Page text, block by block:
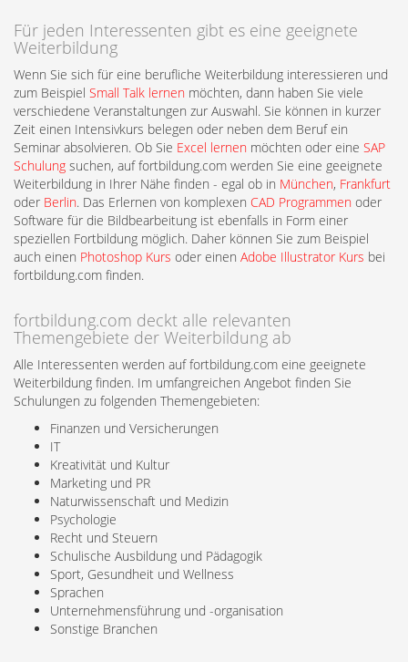
Für jeden Interessenten gibt es eine geeignete
Weiterbildung
Wenn Sie sich für eine berufliche Weiterbildung interessieren und
zum Beispiel Small Talk lernen möchten, dann haben Sie viele
verschiedene Veranstaltungen zur Auswahl. Sie können in kurzer
Zeit einen Intensivkurs belegen oder neben dem Beruf ein
Seminar absolvieren. Ob Sie Excel lernen möchten oder eine SAP
Schulung suchen, auf fortbildung.com werden Sie eine geeignete
Weiterbildung in Ihrer Nähe finden - egal ob in München, Frankfurt
oder Berlin. Das Erlernen von komplexen CAD Programmen oder
Software für die Bildbearbeitung ist ebenfalls in Form einer
speziellen Fortbildung möglich. Daher können Sie zum Beispiel
auch einen Photoshop Kurs oder einen Adobe Illustrator Kurs bei
fortbildung.com finden.
fortbildung.com deckt alle relevanten
Themengebiete der Weiterbildung ab
Alle Interessenten werden auf fortbildung.com eine geeignete
Weiterbildung finden. Im umfangreichen Angebot finden Sie
Schulungen zu folgenden Themengebieten:
Finanzen und Versicherungen
IT
Kreativität und Kultur
Marketing und PR
Naturwissenschaft und Medizin
Psychologie
Recht und Steuern
Schulische Ausbildung und Pädagogik
Sport, Gesundheit und Wellness
Sprachen
Unternehmensführung und -organisation
Sonstige Branchen